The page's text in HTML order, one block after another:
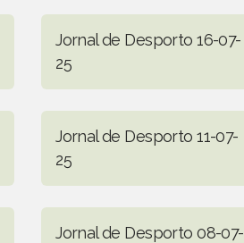
Jornal de Desporto 16-07-
25
Jornal de Desporto 11-07-
25
Jornal de Desporto 08-07-